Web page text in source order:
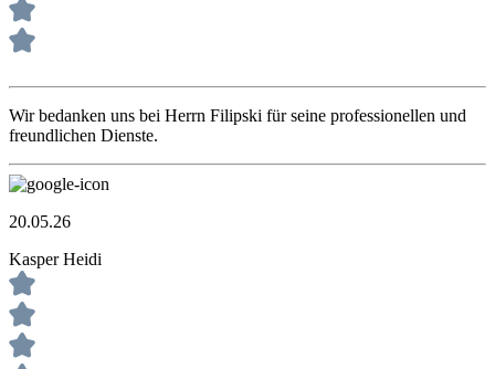
Wir bedanken uns bei Herrn Filipski für seine professionellen und
freundlichen Dienste.
20.05.26
Kasper Heidi